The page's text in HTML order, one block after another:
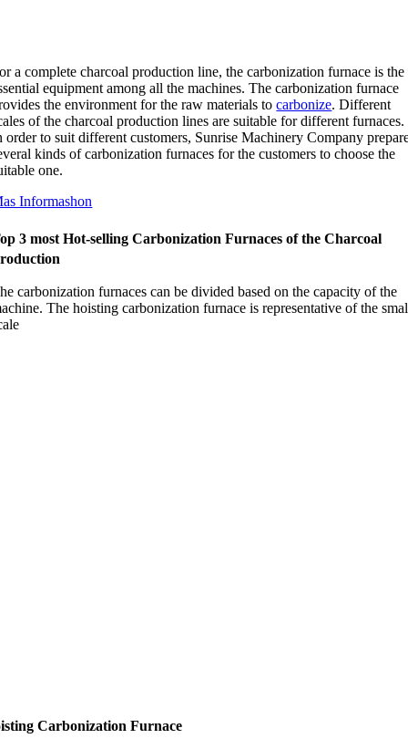
a complete charcoal production line,the carbonization furnace is the
equipment among all the machines.The carbonization furnace
the environment for the raw materials to carbonize.Different
of the charcoal production lines are suitable for different furnaces.
order to suit different customers, Sunrise Machinery Company
kinds of carbonization furnaces for the customers to choose the
one.
Informashon
3most Hot-selling Carbonization Furnaces of the Charcoal
carbonization furnaces can be divided based on the capacity of the
.The hoisting carbonization furnace is representative of the
Carbonization Furnace